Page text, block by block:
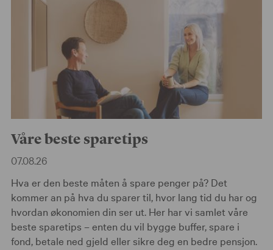
Våre beste sparetips
07.08.26
Hva er den beste måten å spare penger på? Det
kommer an på hva du sparer til, hvor lang tid du har og
hvordan økonomien din ser ut. Her har vi samlet våre
beste sparetips – enten du vil bygge buffer, spare i
fond, betale ned gjeld eller sikre deg en bedre pensjon.